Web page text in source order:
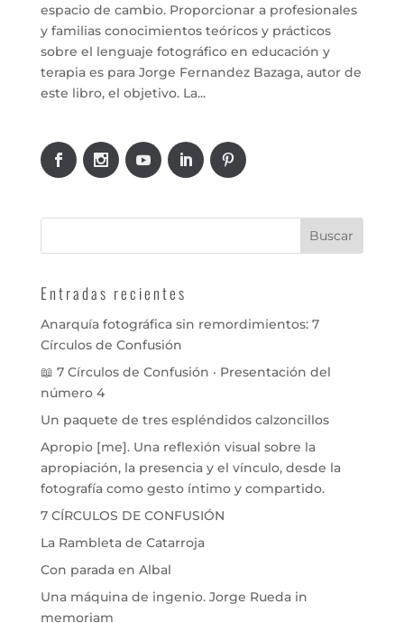
espacio de cambio. Proporcionar a profesionales
y familias conocimientos teóricos y prácticos
sobre el lenguaje fotográfico en educación y
terapia es para Jorge Fernandez Bazaga, autor de
este libro, el objetivo. La...
Entradas recientes
Anarquía fotográfica sin remordimientos: 7
Círculos de Confusión
📖 7 Círculos de Confusión · Presentación del
número 4
Un paquete de tres espléndidos calzoncillos
Apropio [me]. Una reflexión visual sobre la
apropiación, la presencia y el vínculo, desde la
fotografía como gesto íntimo y compartido.
7 CÍRCULOS DE CONFUSIÓN
La Rambleta de Catarroja
Con parada en Albal
Una máquina de ingenio. Jorge Rueda in
memoriam